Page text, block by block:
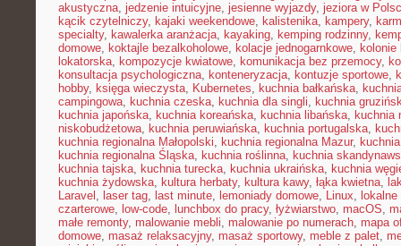
akustyczna, jedzenie intuicyjne, jesienne wyjazdy, jeziora w
kącik czytelniczy, kajaki weekendowe, kalistenika, kampery,
specialty, kawalerka aranżacja, kayaking, kemping rodzinny,
domowe, koktajle bezalkoholowe, kolacje jednogarnkowe, kolonie
lokatorska, kompozycje kwiatowe, komunikacja bez przemocy,
konsultacja psychologiczna, konteneryzacja, kontuzje sportowe,
hobby, księga wieczysta, Kubernetes, kuchnia bałkańska,
campingowa, kuchnia czeska, kuchnia dla singli, kuchnia
kuchnia japońska, kuchnia koreańska, kuchnia libańska, kuchnia
niskobudżetowa, kuchnia peruwiańska, kuchnia portugalska,
kuchnia regionalna Małopolski, kuchnia regionalna Mazur,
kuchnia regionalna Śląska, kuchnia roślinna, kuchnia
kuchnia tajska, kuchnia turecka, kuchnia ukraińska, kuchnia
kuchnia żydowska, kultura herbaty, kultura kawy, łąka kwietna,
Laravel , laser tag, last minute, lemoniady domowe, Linux,
czarterowe, low-code, lunchbox do pracy, łyżwiarstwo, macOS,
małe remonty, malowanie mebli, malowanie po numerach, mapa
domowe, masaż relaksacyjny, masaż sportowy, meble z palet,